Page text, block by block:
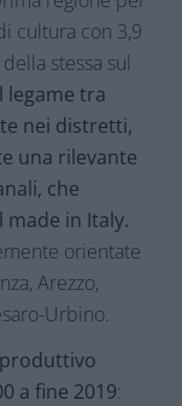
cultura con 3,9
stessa sul
legame tra
nei distretti,
una rilevante
che
in Italy.
orientate
Arezzo,
Urbino.
a fine 2019: